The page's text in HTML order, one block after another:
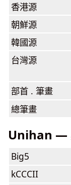
香港源
朝鮮源
韓國源
台灣源
部首 . 筆畫
總筆畫
Unihan —
Big5
kCCCII